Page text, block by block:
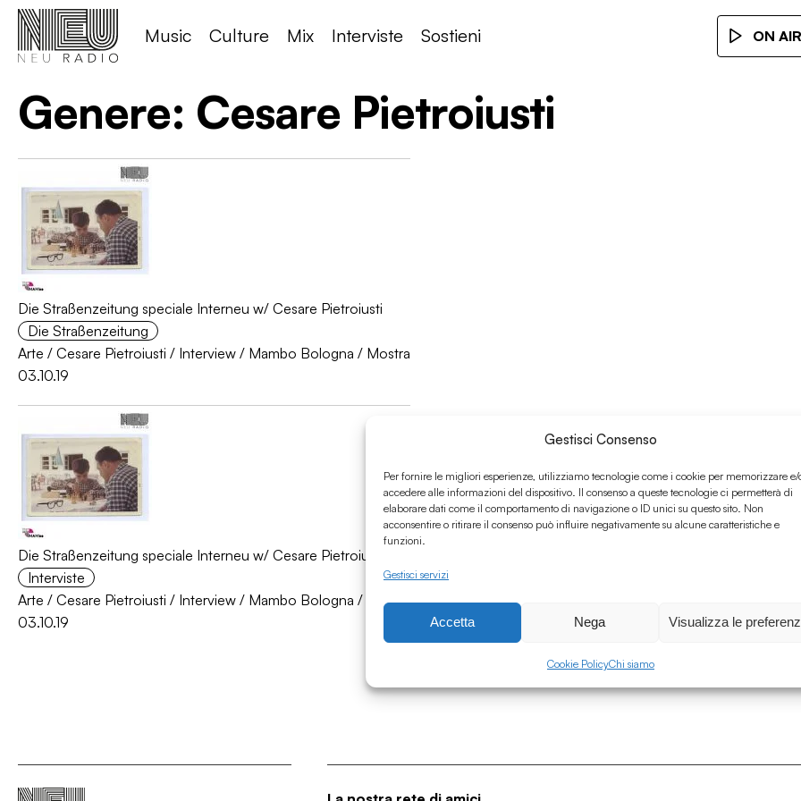
Gestisci Consenso
Per fornire le migliori esperienze, utilizziamo tecnologie come i cookie per memorizzare e/
accedere alle informazioni del dispositivo. Il consenso a queste tecnologie ci permetterà di
elaborare dati come il comportamento di navigazione o ID unici su questo sito. Non
acconsentire o ritirare il consenso può influire negativamente su alcune caratteristiche e
funzioni.
Gestisci servizi
Accetta Nega Visualizza le
Cookie PolicyChi siamo
Music Culture Mix Interviste Sostieni ON
Genere: Cesare Pietroiusti
Die Straßenzeitung speciale Interneu w/ Cesare Pietroiusti
Die Straßenzeitung
Arte / Cesare Pietroiusti / Interview / Mambo Bologna / Mostra
03.10.19
Die Straßenzeitung speciale Interneu w/ Cesare Pietroiusti
Interviste
Arte / Cesare Pietroiusti / Interview / Mambo Bologna /
Mostra
03.10.19